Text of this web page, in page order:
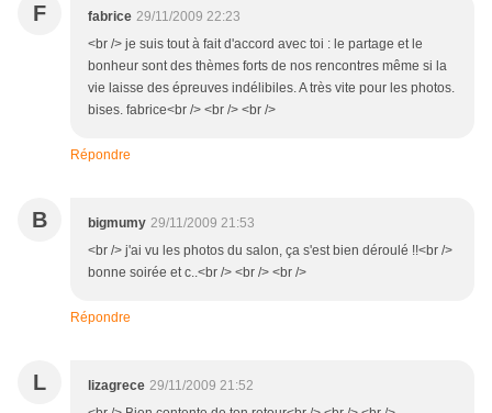
F fabrice 29/11/2009 22:23
<br /> je suis tout à fait d'accord avec toi : le partage et le
bonheur sont des thèmes forts de nos rencontres même si la
vie laisse des épreuves indélibiles. A très vite pour les photos.
bises. fabrice<br /> <br /> <br />
Répondre
B bigmumy 29/11/2009 21:53
<br /> j'ai vu les photos du salon, ça s'est bien déroulé !!<br />
bonne soirée et c..<br /> <br /> <br />
Répondre
L lizagrece 29/11/2009 21:52